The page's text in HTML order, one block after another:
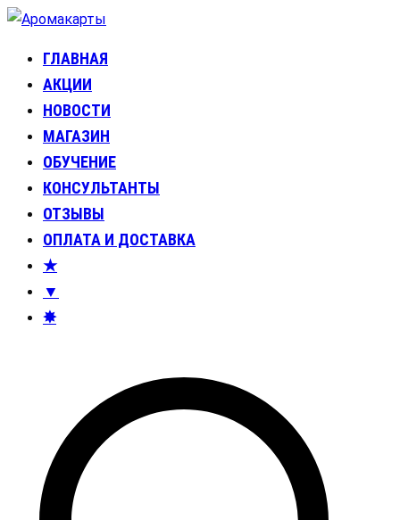
Перейти
содержимому
Аромакарты
Психологические эфирные карты • Аромапсихология
ГЛАВНАЯ
АКЦИИ
НОВОСТИ
МАГАЗИН
ОБУЧЕНИЕ
КОНСУЛЬТАНТЫ
ОТЗЫВЫ
ОПЛАТА И ДОСТАВКА
★
▼
✸